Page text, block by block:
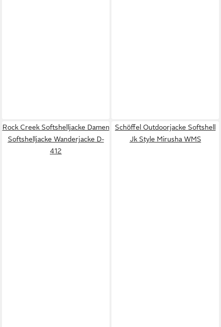
Rock Creek Softshelljacke Damen
Softshelljacke Wanderjacke D-
412
Schöffel Outdoorjacke Softshell
Jk Style Mirusha WMS